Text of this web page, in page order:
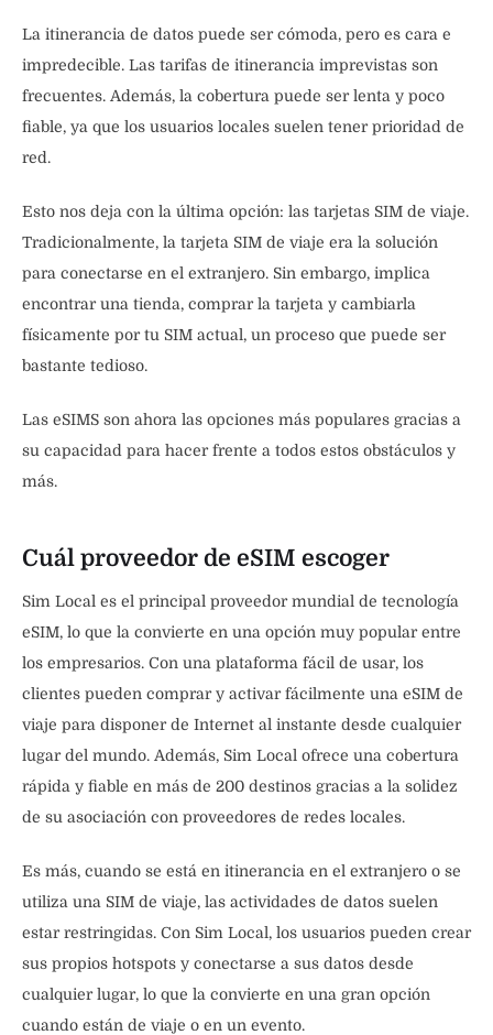
La itinerancia de datos puede ser cómoda, pero es cara e
impredecible. Las tarifas de itinerancia imprevistas son
frecuentes. Además, la cobertura puede ser lenta y poco
fiable, ya que los usuarios locales suelen tener prioridad de
red.
Esto nos deja con la última opción: las tarjetas SIM de viaje.
Tradicionalmente, la tarjeta SIM de viaje era la solución
para conectarse en el extranjero. Sin embargo, implica
encontrar una tienda, comprar la tarjeta y cambiarla
físicamente por tu SIM actual, un proceso que puede ser
bastante tedioso.
Las eSIMS son ahora las opciones más populares gracias a
su capacidad para hacer frente a todos estos obstáculos y
más.
Cuál proveedor de eSIM escoger
Sim Local es el principal proveedor mundial de tecnología
eSIM, lo que la convierte en una opción muy popular entre
los empresarios. Con una plataforma fácil de usar, los
clientes pueden comprar y activar fácilmente una eSIM de
viaje para disponer de Internet al instante desde cualquier
lugar del mundo. Además, Sim Local ofrece una cobertura
rápida y fiable en más de 200 destinos gracias a la solidez
de su asociación con proveedores de redes locales.
Es más, cuando se está en itinerancia en el extranjero o se
utiliza una SIM de viaje, las actividades de datos suelen
estar restringidas. Con Sim Local, los usuarios pueden crear
sus propios hotspots y conectarse a sus datos desde
cualquier lugar, lo que la convierte en una gran opción
cuando están de viaje o en un evento.